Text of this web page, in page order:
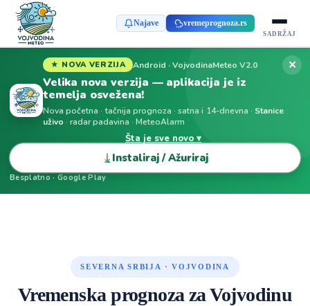
Najave vremeprognoza.rs
SADRŽAJ
★ NOVA VERZIJA Android · VojvodinaMeteo V2.0
Velika nova verzija — aplikacija je iz
temelja osvežena!
Nova početna · tačnija prognoza · satna i 14-dnevna · Stanice
uživo · radar padavina · MeteoAlarm
Šta je sve novo ▾
⤓ Instaliraj / Ažuriraj
Besplatno · Google Play
✕
SEVERNA SRBIJA · VOJVODINA
Vremenska prognoza za Vojvodinu